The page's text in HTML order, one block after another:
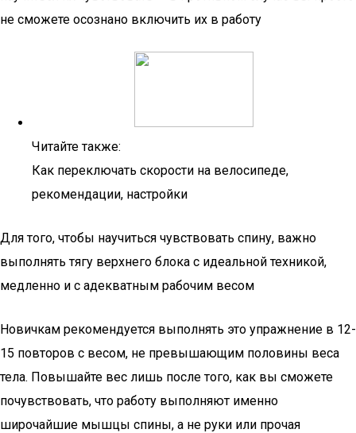
не сможете осознано включить их в работу
Читайте также:
Как переключать скорости на велосипеде,
рекомендации, настройки
Для того, чтобы научиться чувствовать спину, важно
выполнять тягу верхнего блока с идеальной техникой,
медленно и с адекватным рабочим весом
Новичкам рекомендуется выполнять это упражнение в 12-
15 повторов с весом, не превышающим половины веса
тела. Повышайте вес лишь после того, как вы сможете
почувствовать, что работу выполняют именно
широчайшие мышцы спины, а не руки или прочая